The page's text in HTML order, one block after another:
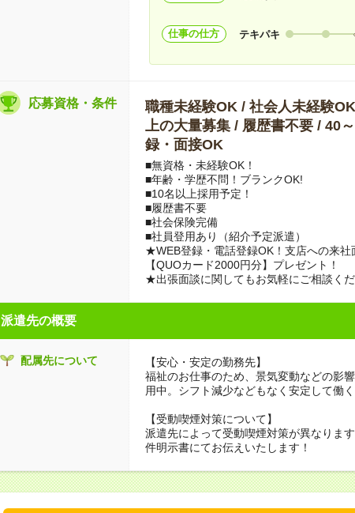
仕事の仕方 テキパキ
応募資格・条件
職種未経験OK / 社会人未経験
上の大量募集 / 履歴書不要 / 40
録・面接OK
■無資格・未経験OK！
■年齢・学歴不問！ブランクOK!
■10名以上採用予定！
■履歴書不要
■社会保険完備
■社員登用あり（紹介予定派遣）
★WEB登録・電話登録OK！支店への来社
【QUOカード2000円分】プレゼント！
★出張面談に関してもお気軽にご相談くだ
派遣先の概要
配属先について
【安心・安定の勤務先】
福祉のお仕事のため、景気変動などの影
用中。シフト減少などもなく安定して働く
【受動喫煙対策について】
派遣先によって受動喫煙対策が異なりま
件明示書にてお伝えいたします！